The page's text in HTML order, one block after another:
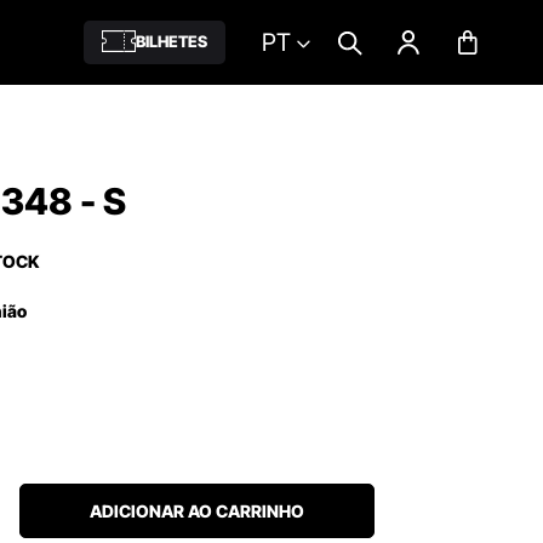
BILHETES PT
- S
ADICIONAR AO CARRINHO